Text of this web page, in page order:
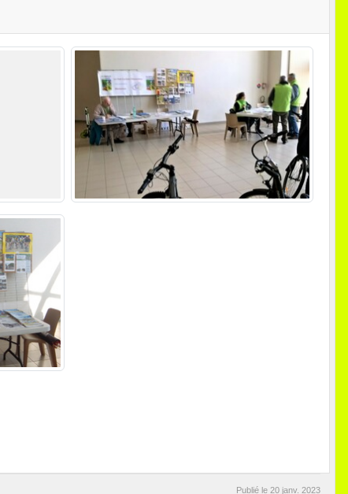
Publié le 20 janv. 2023